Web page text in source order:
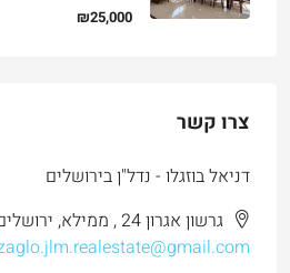
₪25,000
צרו קשר
דניאל בוזגלו - נדל"ן בירושלים
גרשון אגרון 24 , ממילא, ירושלים